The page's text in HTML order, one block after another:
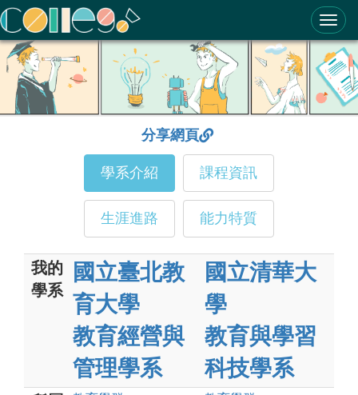
ColleGo! 大學選才與高中育才輔助系統
分享網頁
學系介紹 課程資訊
生涯進路 能力特質
我的
學系
國立臺北教
育大學
教育經營與
管理學系
國立清華大
學
教育與學習
科技學系